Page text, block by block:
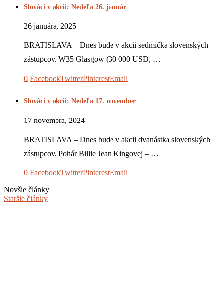
Slováci v akcii: Nedeľa 26. január
26 januára, 2025
BRATISLAVA – Dnes bude v akcii sedmička slovenských
zástupcov. W35 Glasgow (30 000 USD, …
0 FacebookTwitterPinterestEmail
Slováci v akcii: Nedeľa 17. november
17 novembra, 2024
BRATISLAVA – Dnes bude v akcii dvanástka slovenských
zástupcov. Pohár Billie Jean Kingovej – …
0 FacebookTwitterPinterestEmail
Novšie články
Staršie články